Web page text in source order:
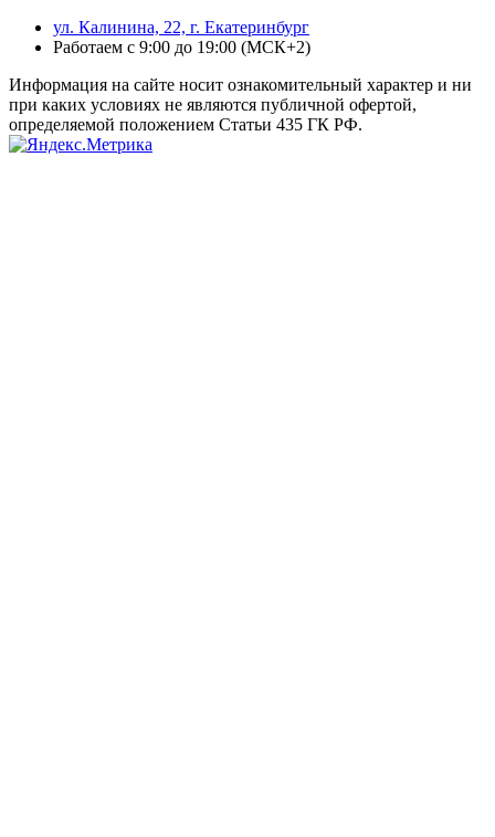
ул. Калинина, 22, г. Екатеринбург
Работаем с 9:00 до 19:00 (МСК+2)
Информация на сайте носит ознакомительный характер и ни
при каких условиях не являются публичной офертой,
определяемой положением Статьи 435 ГК РФ.